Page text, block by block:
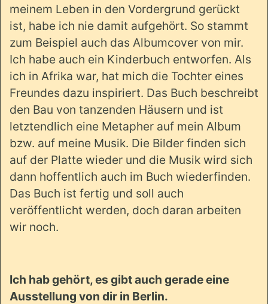
meinem Leben in den Vordergrund gerückt
ist, habe ich nie damit aufgehört. So stammt
zum Beispiel auch das Albumcover von mir.
Ich habe auch ein Kinderbuch entworfen. Als
ich in Afrika war, hat mich die Tochter eines
Freundes dazu inspiriert. Das Buch beschreibt
den Bau von tanzenden Häusern und ist
letztendlich eine Metapher auf mein Album
bzw. auf meine Musik. Die Bilder finden sich
auf der Platte wieder und die Musik wird sich
dann hoffentlich auch im Buch wiederfinden.
Das Buch ist fertig und soll auch
veröffentlicht werden, doch daran arbeiten
wir noch.
Ich hab gehört, es gibt auch gerade eine
Ausstellung von dir in Berlin.